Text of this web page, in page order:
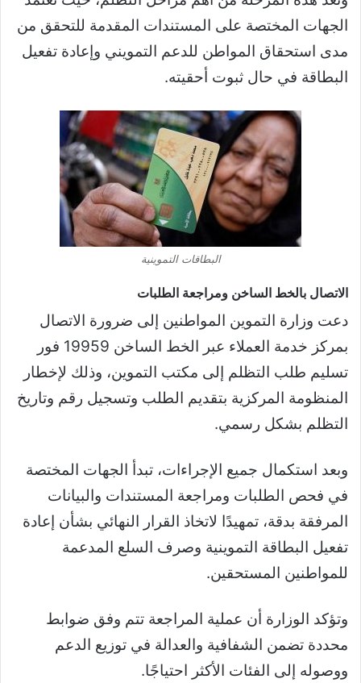
الجهات المختصة على المستندات المقدمة للتحقق من
مدى استحقاق المواطن للدعم التمويني وإعادة تفعيل
البطاقة في حال ثبوت أحقيته.
البطاقات التموينية
الاتصال بالخط الساخن ومراجعة الطلبات
دعت وزارة التموين المواطنين إلى ضرورة الاتصال
بمركز خدمة العملاء عبر الخط الساخن 19959 فور
تسليم طلب التظلم إلى مكتب التموين، وذلك لإخطار
المنظومة المركزية بتقديم الطلب وتسجيل رقم وتاريخ
التظلم بشكل رسمي.
وبعد استكمال جميع الإجراءات، تبدأ الجهات المختصة
في فحص الطلبات ومراجعة المستندات والبيانات
المرفقة بدقة، تمهيدًا لاتخاذ القرار النهائي بشأن إعادة
تفعيل البطاقة التموينية وصرف السلع المدعمة
للمواطنين المستحقين.
وتؤكد الوزارة أن عملية المراجعة تتم وفق ضوابط
محددة تضمن الشفافية والعدالة في توزيع الدعم
ووصوله إلى الفئات الأكثر احتياجًا.